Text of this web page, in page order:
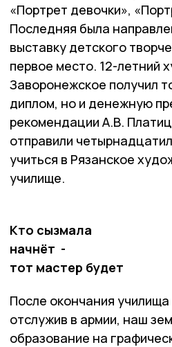
«Портрет девочки»,
Последняя была
выставку детского
первое место. 12-летний
Заворонежское получил
диплом, но и денежную
рекомендации А.В.
отправили
учиться в Рязанское
училище.
Кто сызмала
начнёт ­ -
тот мастер будет
После окончания училища
отслужив в армии, наш
образование на